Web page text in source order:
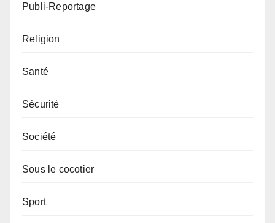
Publi-Reportage
Religion
Santé
Sécurité
Société
Sous le cocotier
Sport